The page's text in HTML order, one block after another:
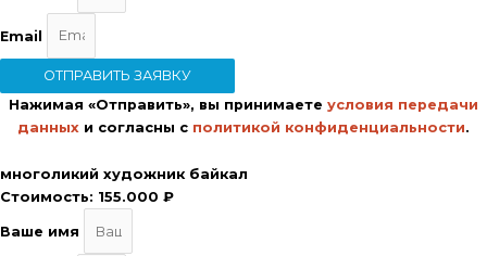
Email
ОТПРАВИТЬ ЗАЯВКУ
Нажимая «Отправить», вы принимаете условия передачи
данных и согласны с политикой конфиденциальности.
многоликий художник байкал
Стоимость: 155.000 ₽
Ваше имя